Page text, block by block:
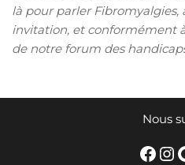
là pour parler Fibromyalgies,
invitation, et conformément
de notre forum des
Nous